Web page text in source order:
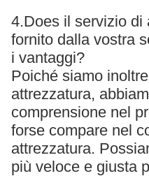
4.Does il servizio di
fornito dalla vostra
i vantaggi?
Poiché siamo
attrezzatura,
comprensione nel
forse compare nel
attrezzatura.
più veloce e giusta